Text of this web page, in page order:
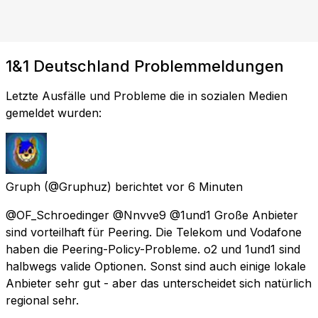
1&1 Deutschland Problemmeldungen
Letzte Ausfälle und Probleme die in sozialen Medien
gemeldet wurden:
Gruph (@Gruphuz) berichtet vor 6 Minuten
@OF_Schroedinger @Nnvve9 @1und1 Große Anbieter
sind vorteilhaft für Peering. Die Telekom und Vodafone
haben die Peering-Policy-Probleme. o2 und 1und1 sind
halbwegs valide Optionen. Sonst sind auch einige lokale
Anbieter sehr gut - aber das unterscheidet sich natürlich
regional sehr.